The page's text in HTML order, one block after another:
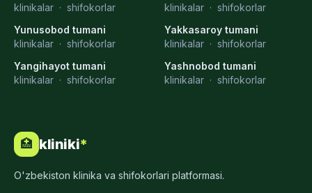
klinikalar · shifokorlar
klinikalar · shifokorlar
Yunusobod tumani
klinikalar · shifokorlar
Yakkasaroy tumani
klinikalar · shifokorlar
Yangihayot tumani
klinikalar · shifokorlar
Yashnobod tumani
klinikalar · shifokorlar
🏥 kliniki*
O'zbekiston klinika va shifokorlari platformasi.